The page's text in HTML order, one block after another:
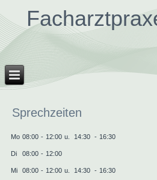
Sprechzeiten
Mo 08:00 - 12:00 u. 14:30 - 16:30
Di 08:00 - 12:00
Mi 08:00 - 12:00 u. 14:30 - 16:30